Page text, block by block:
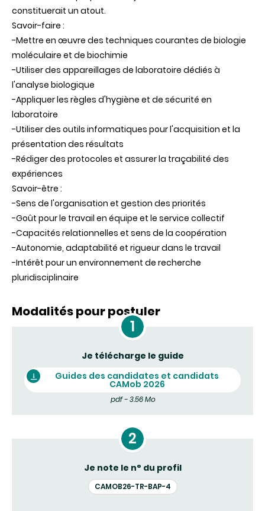
constituerait un atout.
Savoir-faire :
-Mettre en œuvre des techniques courantes de biologie
moléculaire et de biochimie
-Utiliser des appareillages de laboratoire dédiés à
l'analyse biologique
-Appliquer les règles d'hygiène et de sécurité en
laboratoire
-Utiliser des outils informatiques pour l'acquisition et la
présentation des résultats
-Rédiger des protocoles et assurer la traçabilité des
expériences
Savoir-être :
-Sens de l'organisation et gestion des priorités
-Goût pour le travail en équipe et le service collectif
-Capacités relationnelles et sens de la coopération
-Autonomie, adaptabilité et rigueur dans le travail
-Intérêt pour un environnement de recherche
pluridisciplinaire
Modalités pour postuler
Je télécharge le guide
Guides des candidates et candidats
CAMob 2026
pdf - 3.56 Mo
Je note le n° du profil
CAMOB26-TR-BAP-4